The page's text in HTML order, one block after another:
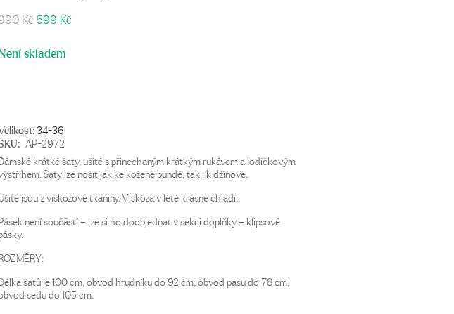
Kč Původní
byla:
599 Kč
skladem
34-36
AP-2972
krátké šaty, ušité s přinechaným krátkým rukávem a lodičkovým
Šaty lze nosit jak ke kožené bundě, tak i k džínové.
jsou z viskózové tkaniny. Viskóza v létě krásně chladí.
není součástí – lze si ho doobjednat v sekci doplňky – klipsové
šatů je 100 cm, obvod hrudníku do 92 cm, obvod pasu do 78 cm,
sedu do 105 cm.